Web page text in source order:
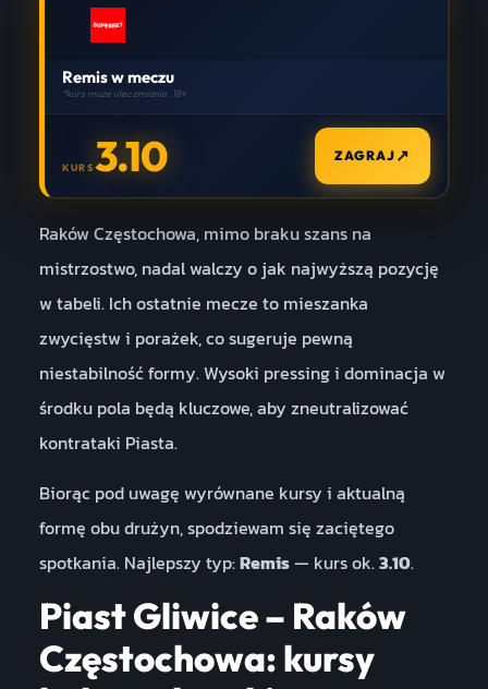
Remis w meczu
*kurs może ulec zmianie. 18+.
KURS3.10 ZAGRAJ ↗
Raków Częstochowa, mimo braku szans na
mistrzostwo, nadal walczy o jak najwyższą pozycję
w tabeli. Ich ostatnie mecze to mieszanka
zwycięstw i porażek, co sugeruje pewną
niestabilność formy. Wysoki pressing i dominacja w
środku pola będą kluczowe, aby zneutralizować
kontrataki Piasta.
Biorąc pod uwagę wyrównane kursy i aktualną
formę obu drużyn, spodziewam się zaciętego
spotkania. Najlepszy typ:Remis— kurs ok.3.10.
Piast Gliwice – Raków
Częstochowa: kursy